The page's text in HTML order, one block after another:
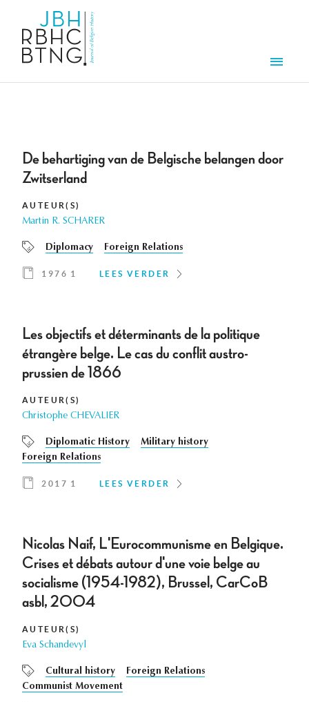
De behartiging van de Belgische belangen door
Zwitserland
AUTEUR(S)
Martin R. SCHARER
Diplomacy Foreign Relations
1976 1 LEES VERDER
Les objectifs et déterminants de la politique
étrangère belge. Le cas du conflit austro-
prussien de 1866
AUTEUR(S)
Christophe CHEVALIER
Diplomatic History
Military history
Foreign Relations
2017 1 LEES VERDER
Nicolas Naif, L'Eurocommunisme en Belgique.
Crises et débats autour d'une voie belge au
socialisme (1954-1982), Brussel, CarCoB
asbl, 2004
AUTEUR(S)
Eva Schandevyl
Cultural history
Foreign Relations
Communist Movement